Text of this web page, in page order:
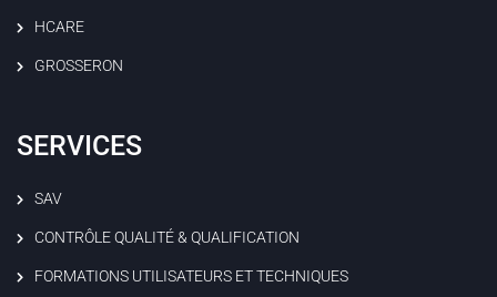
HCARE
GROSSERON
SERVICES
SAV
CONTRÔLE QUALITÉ & QUALIFICATION
FORMATIONS UTILISATEURS ET TECHNIQUES